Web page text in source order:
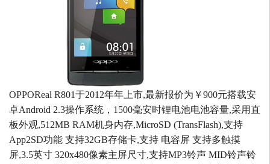
OPPOReal R801于2012年年上市,最新报价为￥900元搭载安
卓Android 2.3操作系统，1500毫安时锂电池电池容量,采用直
板外观,512MB RAM机身内存,MicroSD (TransFlash),支持
App2SD功能 支持32GB存储卡,支持 电容屏 支持多触摸
屏,3.5英寸 320x480像素主屏尺寸,支持MP3铃声 MID铃声铃